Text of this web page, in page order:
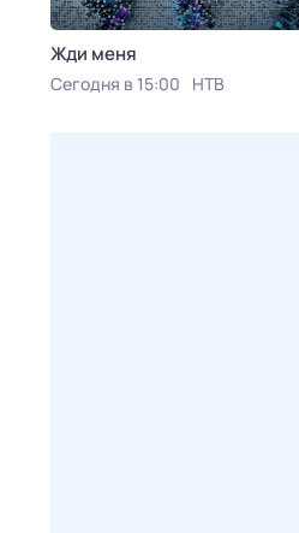
Жди меня
Сегодня в 15:00 НТВ